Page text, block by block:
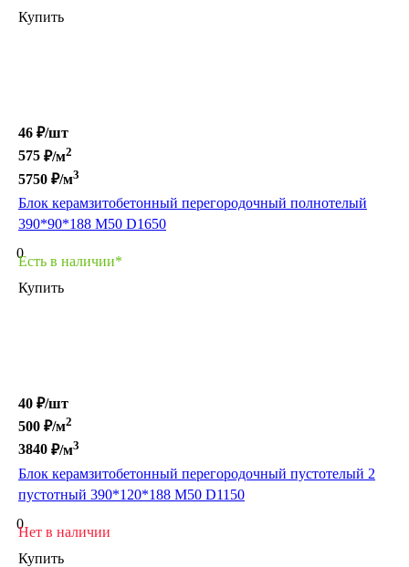
Купить
46 ₽/шт
575 ₽/м2
5750 ₽/м3
Блок керамзитобетонный перегородочный полнотелый
390*90*188 М50 D1650
0
Есть в наличии*
Купить
40 ₽/шт
500 ₽/м2
3840 ₽/м3
Блок керамзитобетонный перегородочный пустотелый 2
пустотный 390*120*188 М50 D1150
0
Нет в наличии
Купить